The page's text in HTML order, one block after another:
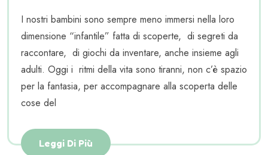
I nostri bambini sono sempre meno immersi nella loro
dimensione “infantile” fatta di scoperte, di segreti da
raccontare, di giochi da inventare, anche insieme agli
adulti. Oggi i ritmi della vita sono tiranni, non c’è spazio
per la fantasia, per accompagnare alla scoperta delle
cose del
Leggi Di Più